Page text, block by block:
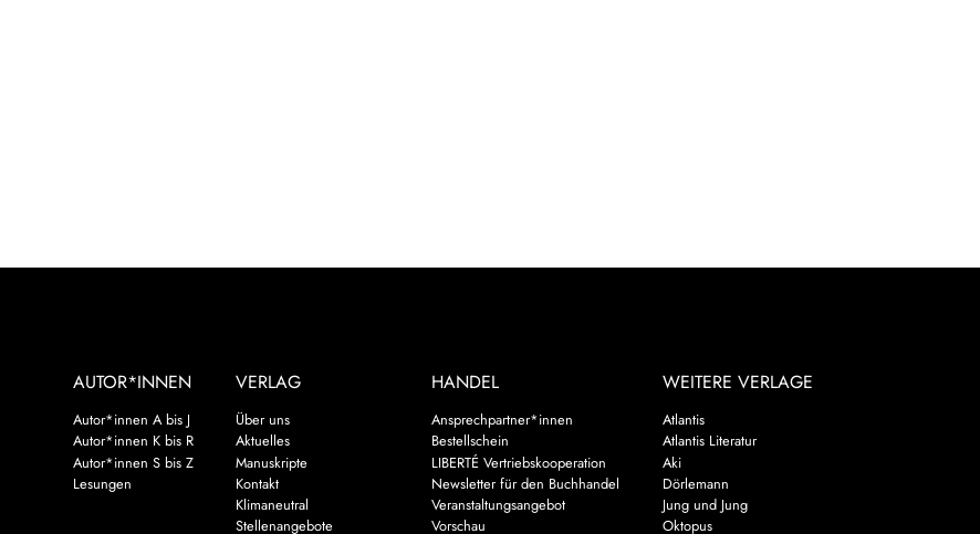
AUTOR*INNEN
Autor*innen A bis J
Autor*innen K bis R
Autor*innen S bis Z
Lesungen
VERLAG
Über uns
Aktuelles
Manuskripte
Kontakt
Klimaneutral
Stellenangebote
HANDEL
Ansprechpartner*innen
Bestellschein
LIBERTÉ Vertriebskooperation
Newsletter für den Buchhandel
Veranstaltungsangebot
Vorschau
WEITERE VERLAGE
Atlantis
Atlantis Literatur
Aki
Dörlemann
Jung und Jung
Oktopus